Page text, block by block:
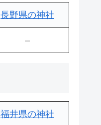
長野県の神社
–
福井県の神社